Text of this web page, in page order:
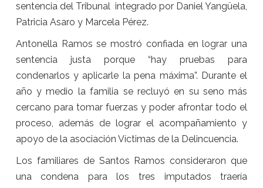
sentencia del Tribunal integrado por Daniel Yangüela,
Patricia Asaro y Marcela Pérez.
Antonella Ramos se mostró confiada en lograr una
sentencia justa porque “hay pruebas para
condenarlos y aplicarle la pena máxima”. Durante el
año y medio la familia se recluyó en su seno más
cercano para tomar fuerzas y poder afrontar todo el
proceso, además de lograr el acompañamiento y
apoyo de la asociación Víctimas de la Delincuencia.
Los familiares de Santos Ramos consideraron que
una condena para los tres imputados traería